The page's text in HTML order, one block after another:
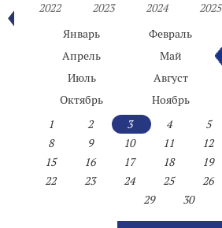
2022
2023 2024 2025
Январь
Февраль
Апрель
Май
Июль
Август
Октябрь
Ноябрь
1
2 3 4 5
8
9 10 11 12
15
16 17 18 19
22
23 24 25 26
29
30